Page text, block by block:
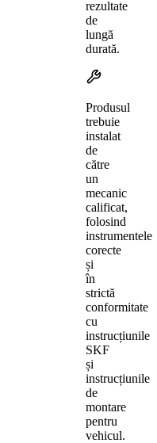
rezultate
de
lungă
durată.
Produsul
trebuie
instalat
de
către
un
mecanic
calificat,
folosind
instrumentele
corecte
și
în
strictă
conformitate
cu
instrucțiunile
SKF
și
instrucțiunile
de
montare
pentru
vehicul.